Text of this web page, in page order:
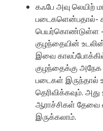
கஃபே அவு லெயிற்
படைகளென்பதால்-
பெயர்கொண்டுள்ள -
குழந்தையின் உடலின்
இவை
குழந்தைக்கு அநேக
படைகள் இருந்தால்
தெரிவிக்கவும்.
ஆராச்சிகள் தேவை
இருக்கலாம்.